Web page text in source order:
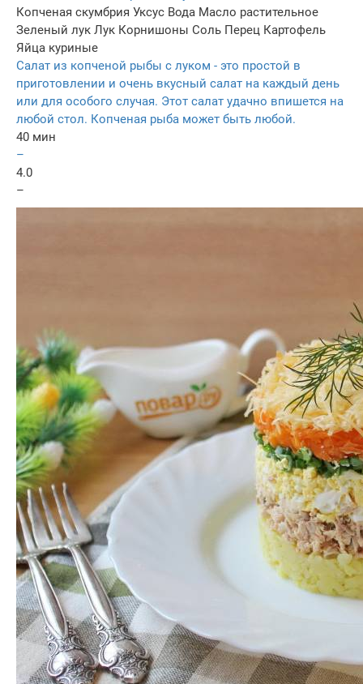
Копченая скумбрия Уксус Вода Масло растительное
Зеленый лук Лук Корнишоны Соль Перец Картофель
Яйца куриные
Салат из копченой рыбы с луком - это простой в
приготовлении и очень вкусный салат на каждый день
или для особого случая. Этот салат удачно впишется на
любой стол. Копченая рыба может быть любой.
40 мин
–
4.0
–